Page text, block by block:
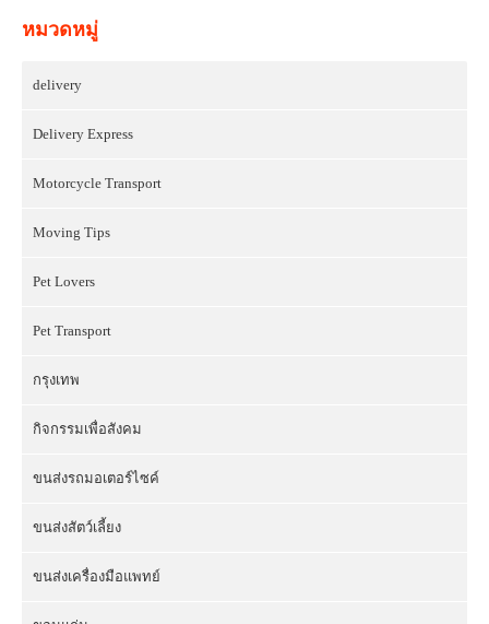
หมวดหมู่
delivery
Delivery Express
Motorcycle Transport
Moving Tips
Pet Lovers
Pet Transport
กรุงเทพ
กิจกรรมเพื่อสังคม
ขนส่งรถมอเตอร์ไซค์
ขนส่งสัตว์เลี้ยง
ขนส่งเครื่องมือแพทย์